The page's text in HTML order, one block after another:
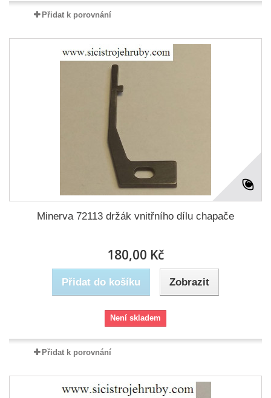
Přidat k porovnání
Minerva 72113 držák vnitřního dílu chapače
180,00 Kč
Přidat do košíku Zobrazit
Není skladem
Přidat k porovnání